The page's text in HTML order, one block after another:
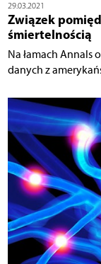
29.03.2021
Związek
śmiertelnością
Na łamach Annals
danych z